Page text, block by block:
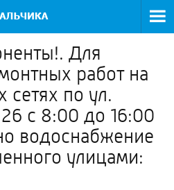
Для
работ на
по ул.
с 8:00 до 16:00
водоснабжение
улицами: